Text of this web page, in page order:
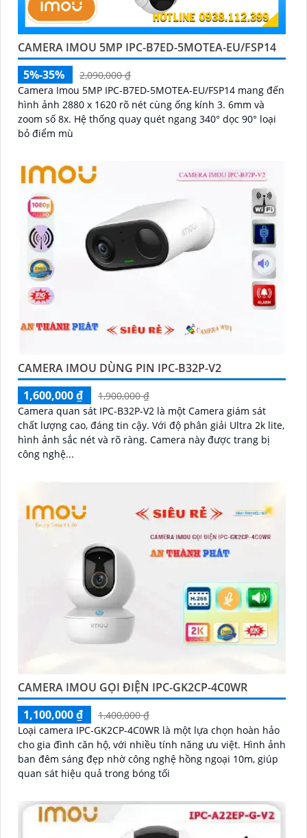
CAMERA IMOU 5MP IPC-B7ED-5MOTEA-EU/FSP14
5%-35%
2,090,000 ₫
Camera Imou 5MP IPC-B7ED-5MOTEA-EU/FSP14 mang đến
hình ảnh 2880 x 1620 rõ nét cùng ống kính 3. 6mm và
zoom số 8x. Hệ thống quay quét ngang 340° dọc 90° loại
bỏ điểm mù
CAMERA IMOU DÙNG PIN IPC-B32P-V2
1,600,000 ₫
1,900,000 ₫
Camera quan sát IPC-B32P-V2 là một Camera giám sát
chất lượng cao, đáng tin cậy. Với độ phân giải Ultra 2k lite,
hình ảnh sắc nét và rõ ràng. Camera này được trang bị
công nghệ...
CAMERA IMOU GỌI ĐIỆN IPC-GK2CP-4C0WR
1,100,000 ₫
1,400,000 ₫
Loại camera IPC-GK2CP-4C0WR là một lựa chọn hoàn hảo
cho gia đình căn hộ, với nhiều tính năng ưu việt. Hình ảnh
ban đêm sáng đẹp nhờ công nghệ hồng ngoại 10m, giúp
quan sát hiệu quả trong bóng tối